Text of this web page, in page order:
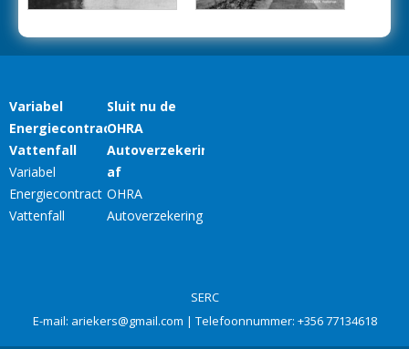
SERC
E-mail: ariekers@gmail.com | Telefoonnummer: +356 77134618